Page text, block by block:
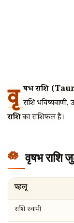
वृ षभ राशि
राशि
राशिका राशिफल है।
वृषभ राशि
पहलू
राशि स्वामी